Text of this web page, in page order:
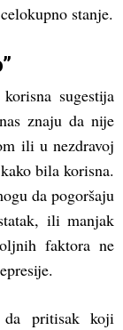
stanje.
sugestija
znaju da nije
ili u nezdravoj
bila korisna.
da pogoršaju
ili manjak
faktora ne
da pritisak koji